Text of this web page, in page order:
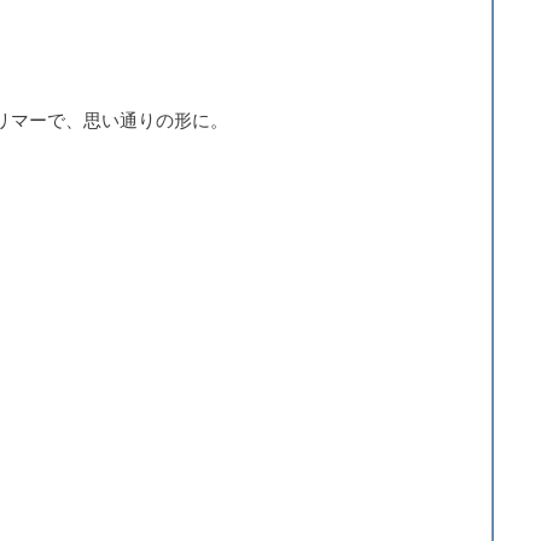
マーで、思い通りの形に。